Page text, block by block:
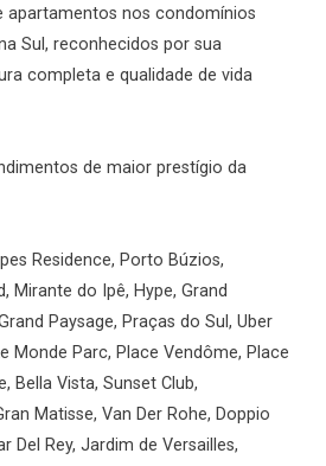
apartamentos nos condomínios
Sul, reconhecidos por sua
completa e qualidade de vida
de maior prestígio da
Residence, Porto Búzios,
Mirante do Ipê, Hype, Grand
Paysage, Praças do Sul, Uber
Monde Parc, Place Vendôme, Place
Bella Vista, Sunset Club,
Matisse, Van Der Rohe, Doppio
Del Rey, Jardim de Versailles,